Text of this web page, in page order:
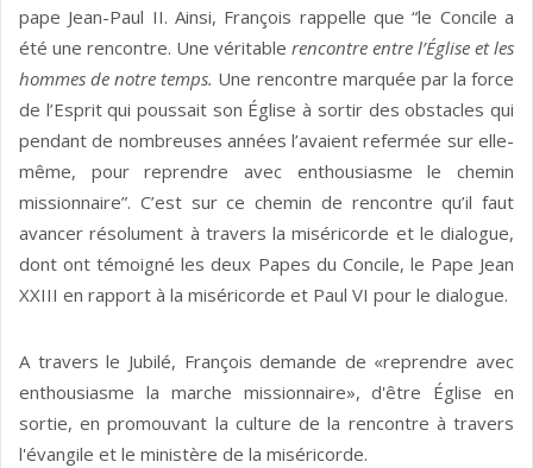
pape Jean-Paul II. Ainsi, François rappelle que “le Concile a
été une rencontre. Une véritable rencontre entre l’Église et les
hommes de notre temps. Une rencontre marquée par la force
de l’Esprit qui poussait son Église à sortir des obstacles qui
pendant de nombreuses années l’avaient refermée sur elle-
même, pour reprendre avec enthousiasme le chemin
missionnaire”. C’est sur ce chemin de rencontre qu’il faut
avancer résolument à travers la miséricorde et le dialogue,
dont ont témoigné les deux Papes du Concile, le Pape Jean
XXIII en rapport à la miséricorde et Paul VI pour le dialogue.
A travers le Jubilé, François demande de «reprendre avec
enthousiasme la marche missionnaire», d'être Église en
sortie, en promouvant la culture de la rencontre à travers
l'évangile et le ministère de la miséricorde.